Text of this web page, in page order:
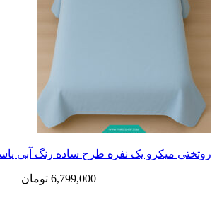
یک نفره طرح ساده رنگ آبی پاستیلی سایز 140*220
تومان